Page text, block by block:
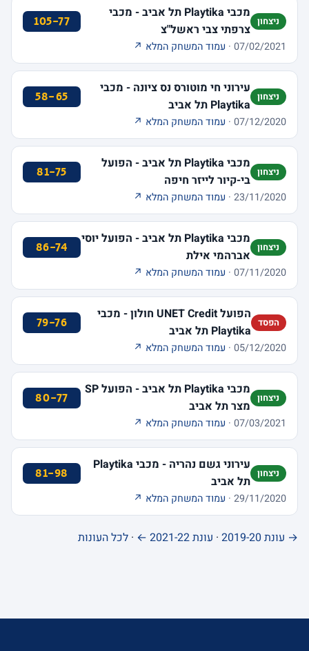
ניצחון
מכבי Playtika תל אביב - מכבי
צרפתי צבי ראשל"צ
105-77
07/02/2021 · עמוד המשחק המלא ↗
ניצחון
עירוני חי מוטורס נס ציונה - מכבי
Playtika תל אביב
58-65
07/12/2020 · עמוד המשחק המלא ↗
ניצחון
מכבי Playtika תל אביב - הפועל
בי-קיור לייזר חיפה
81-75
23/11/2020 · עמוד המשחק המלא ↗
ניצחון
מכבי Playtika תל אביב - הפועל יוסי
אברהמי אילת
86-74
07/11/2020 · עמוד המשחק המלא ↗
הפסד
הפועל UNET Credit חולון - מכבי
Playtika תל אביב
79-76
05/12/2020 · עמוד המשחק המלא ↗
ניצחון
מכבי Playtika תל אביב - הפועל SP
מצר תל אביב
80-77
07/03/2021 · עמוד המשחק המלא ↗
ניצחון
עירוני גשם נהריה - מכבי Playtika
תל אביב
81-98
29/11/2020 · עמוד המשחק המלא ↗
→ עונת 2019-20 · עונת 2021-22 ← · לכל העונות